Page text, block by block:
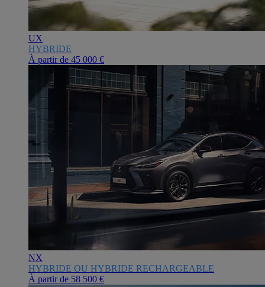
UX
HYBRIDE
À partir de 45 000 €
NX
HYBRIDE OU HYBRIDE RECHARGEABLE
À partir de 58 500 €